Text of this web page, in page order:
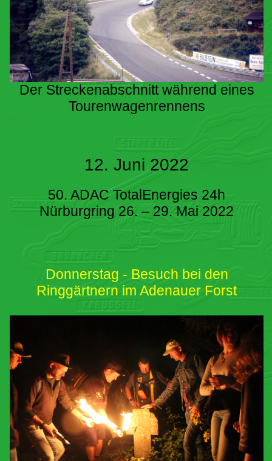
Der Streckenabschnitt während eines
Tourenwagenrennens
12. Juni 2022
50. ADAC TotalEnergies 24h
Nürburgring 26. – 29. Mai 2022
Donnerstag - Besuch bei den
Ringgärtnern im Adenauer Forst